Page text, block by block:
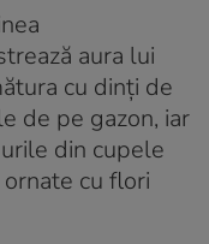
aura lui
cu dinți de
de pe gazon, iar
din cupele
cu flori